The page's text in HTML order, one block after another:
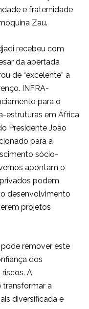
e fraternidade
Zau.
recebeu com
da apertada
de “excelente” a
INFRA-
para o
estruturas em África
Presidente João
para a
sócio-
apontam o
podem
desenvolvimento
projetos
remover este
dos
A
transformar a
diversificada e